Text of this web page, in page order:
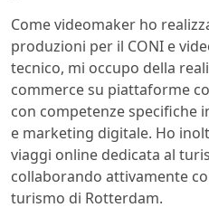
Come videomaker ho
produzioni per il CONI e
tecnico, mi occupo della
commerce su piattaforme
con competenze specifiche
e marketing digitale. Ho
viaggi online dedicata al
collaborando attivamente
turismo di Rotterdam.